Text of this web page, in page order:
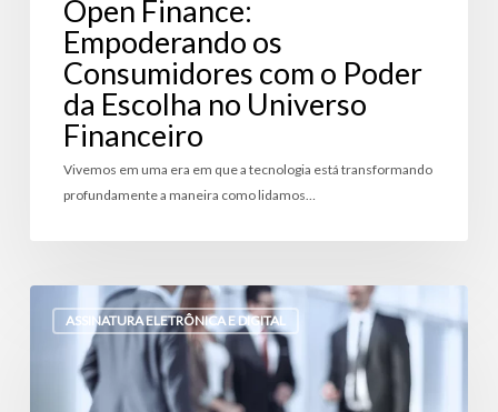
Open Finance:
Empoderando os
Consumidores com o Poder
da Escolha no Universo
Financeiro
Vivemos em uma era em que a tecnologia está transformando
profundamente a maneira como lidamos…
ASSINATURA ELETRÔNICA E DIGITAL
Proteção
Jurídica
Contratos